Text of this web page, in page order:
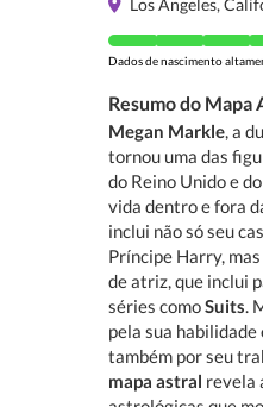
Los Angeles,
Dados de nascimento
Resumo do Mapa
Megan Markle, a
tornou uma das
do Reino Unido e
vida dentro e fora
inclui não só seu
Príncipe Harry,
de atriz, que inclui
séries comoSuits.
pela sua
também por seu
mapa astral revela